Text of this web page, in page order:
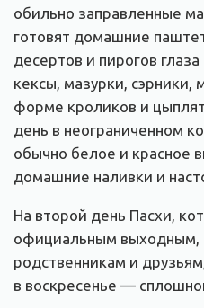
обильно заправленные
готовят домашние
десертов и пирогов
кексы, мазурки, сэрники,
форме кроликов и
день в неограниченном
обычно белое и красное
домашние наливки и
На второй день Пасхи,
официальным выходным,
родственникам и
в воскресенье —